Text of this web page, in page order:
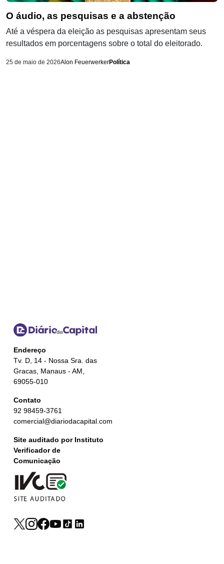
O áudio, as pesquisas e a abstenção
Até a véspera da eleição as pesquisas apresentam seus
resultados em porcentagens sobre o total do eleitorado.
25 de maio de 2026Alon FeuerwerkerPolítica
Endereço
Tv. D, 14 - Nossa Sra. das
Gracas, Manaus - AM,
69055-010
Contato
92 98459-3761
comercial@diariodacapital.com
Site auditado por Instituto
Verificador de
Comunicação